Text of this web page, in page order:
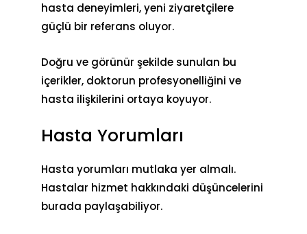
hasta deneyimleri, yeni ziyaretçilere
güçlü bir referans oluyor.
Doğru ve görünür şekilde sunulan bu
içerikler, doktorun profesyonelliğini ve
hasta ilişkilerini ortaya koyuyor.
Hasta Yorumları
Hasta yorumları mutlaka yer almalı.
Hastalar hizmet hakkındaki düşüncelerini
burada paylaşabiliyor.